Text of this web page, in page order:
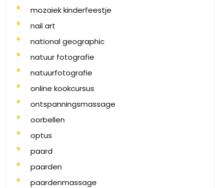
mozaiek kinderfeestje
nail art
national geographic
natuur fotografie
natuurfotografie
online kookcursus
ontspanningsmassage
oorbellen
optus
paard
paarden
paardenmassage